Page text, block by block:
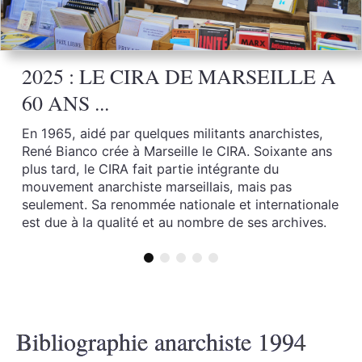
2025 : LE CIRA DE MARSEILLE A
60 ANS ...
En 1965, aidé par quelques militants anarchistes,
René Bianco crée à Marseille le CIRA. Soixante ans
plus tard, le CIRA fait partie intégrante du
mouvement anarchiste marseillais, mais pas
seulement. Sa renommée nationale et internationale
est due à la qualité et au nombre de ses archives.
Bibliographie anarchiste 1994